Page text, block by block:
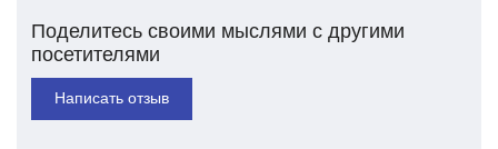
Поделитесь своими мыслями с другими
посетителями
Написать отзыв